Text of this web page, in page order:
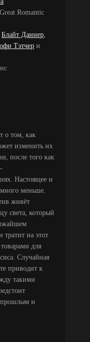
Romantic
Блайт Даннер
Тэтчер и
о том, как
изменить их
после того как
Настоящее и
меньше.
живёт
света, который
тратит на этот
для
Случайная
приводит к
такими
прошлым и